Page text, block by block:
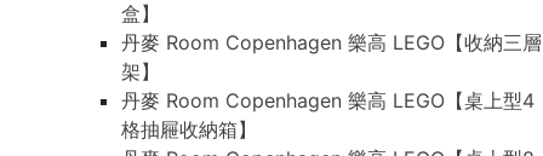
盒】
丹麥 Room Copenhagen 樂高 LEGO【收納三層
架】
丹麥 Room Copenhagen 樂高 LEGO【桌上型4
格抽屜收納箱】